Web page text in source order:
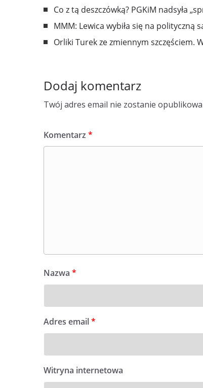
Co z tą deszczówką? PGKiM nadsyła
MMM: Lewica wybiła się na polityczną
Orliki Turek ze zmiennym szczęściem.
Dodaj komentarz
Twój adres email nie zostanie
Komentarz *
Nazwa *
Adres email*
Witryna internetowa